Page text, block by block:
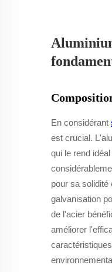
En considérant
est crucial.
qui le rend
pour sa
galvanisation
de l'acier
améliorer